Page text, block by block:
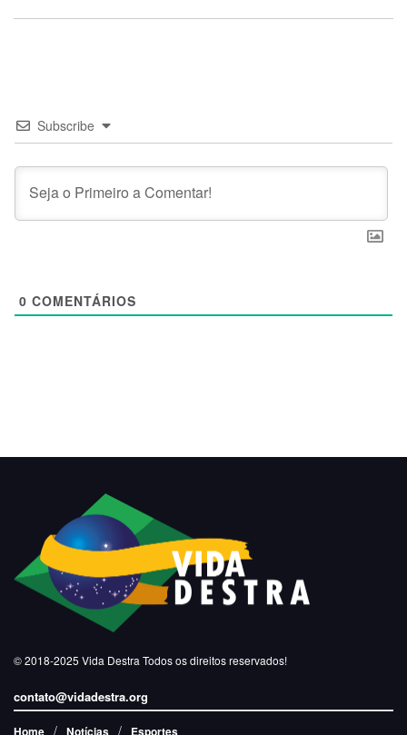
Subscribe
0 COMENTÁRIOS
© 2018-2025 Vida Destra Todos os direitos reservados!
contato@vidadestra.org
Home Notícias Esportes